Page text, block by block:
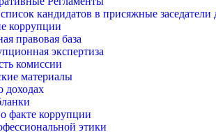
кандидатов в присяжные
коррупции
правовая база
экспертиза
комиссии
материалы
доходах
факте коррупции
этики